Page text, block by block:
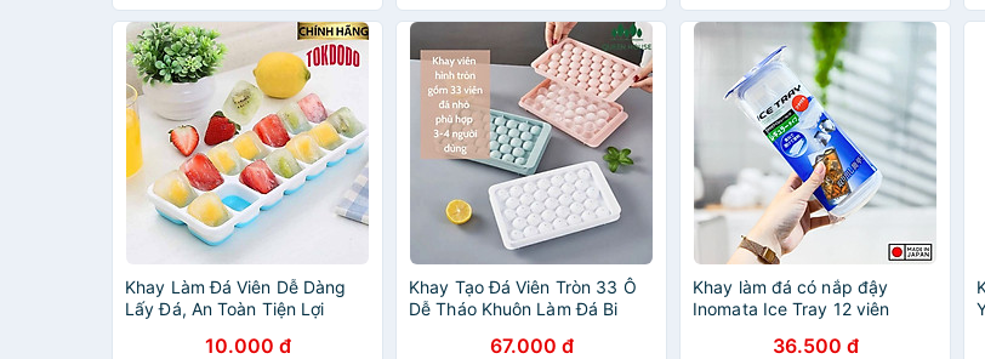
Khay Làm Đá Viên Dễ Dàng
Lấy Đá, An Toàn Tiện Lợi
10.000 đ
Khay Tạo Đá Viên Tròn 33 Ô
Dễ Tháo Khuôn Làm Đá Bi
67.000 đ
Khay làm đá có nắp đậy
Inomata Ice Tray 12 viên
36.500 đ